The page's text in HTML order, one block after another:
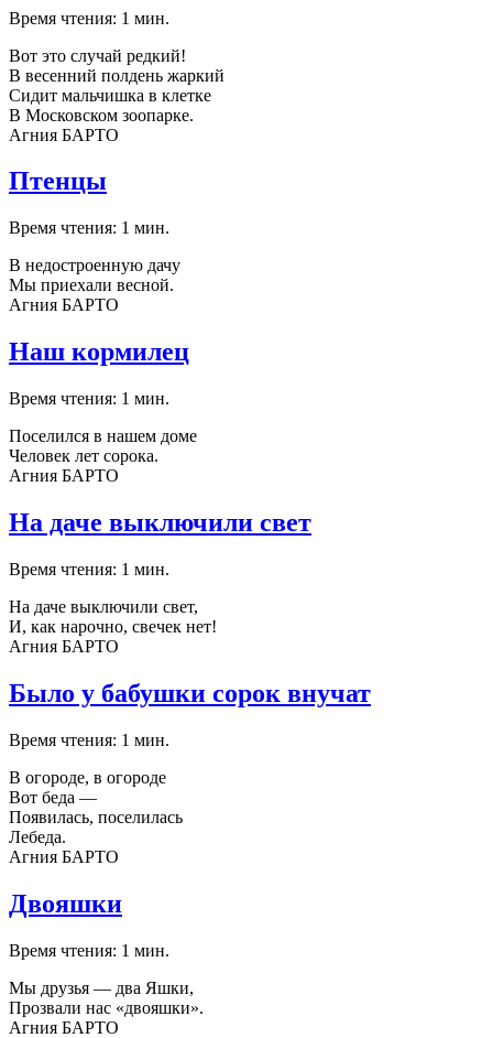
Время чтения: 1 мин.
Вот это случай редкий!
В весенний полдень жаркий
Сидит мальчишка в клетке
В Московском зоопарке.
Агния БАРТО
Птенцы
Время чтения: 1 мин.
В недостроенную дачу
Мы приехали весной.
Агния БАРТО
Наш кормилец
Время чтения: 1 мин.
Поселился в нашем доме
Человек лет сорока.
Агния БАРТО
На даче выключили свет
Время чтения: 1 мин.
На даче выключили свет,
И, как нарочно, свечек нет!
Агния БАРТО
Было у бабушки сорок внучат
Время чтения: 1 мин.
В огороде, в огороде
Вот беда —
Появилась, поселилась
Лебеда.
Агния БАРТО
Двояшки
Время чтения: 1 мин.
Мы друзья — два Яшки,
Прозвали нас «двояшки».
Агния БАРТО